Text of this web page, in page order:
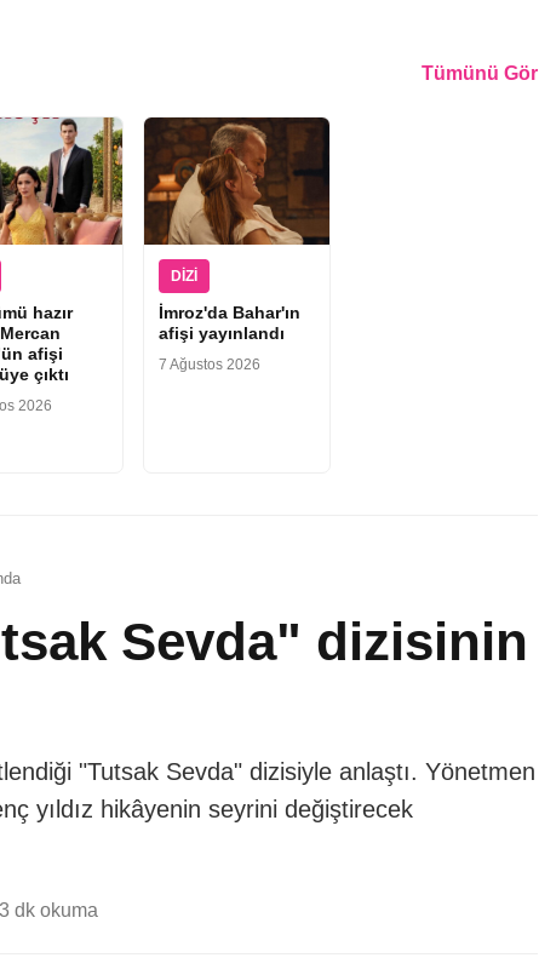
Tümünü Gör
hazır
afişi
çıktı
2026
DIZI
İmroz'da Bahar'ın
afişi yayınlandı
7 Ağustos 2026
Sevda" dizisinin
"Tutsak Sevda" dizisiyle anlaştı. Yönetmen
yıldız hikâyenin seyrini değiştirecek
3 dk okuma